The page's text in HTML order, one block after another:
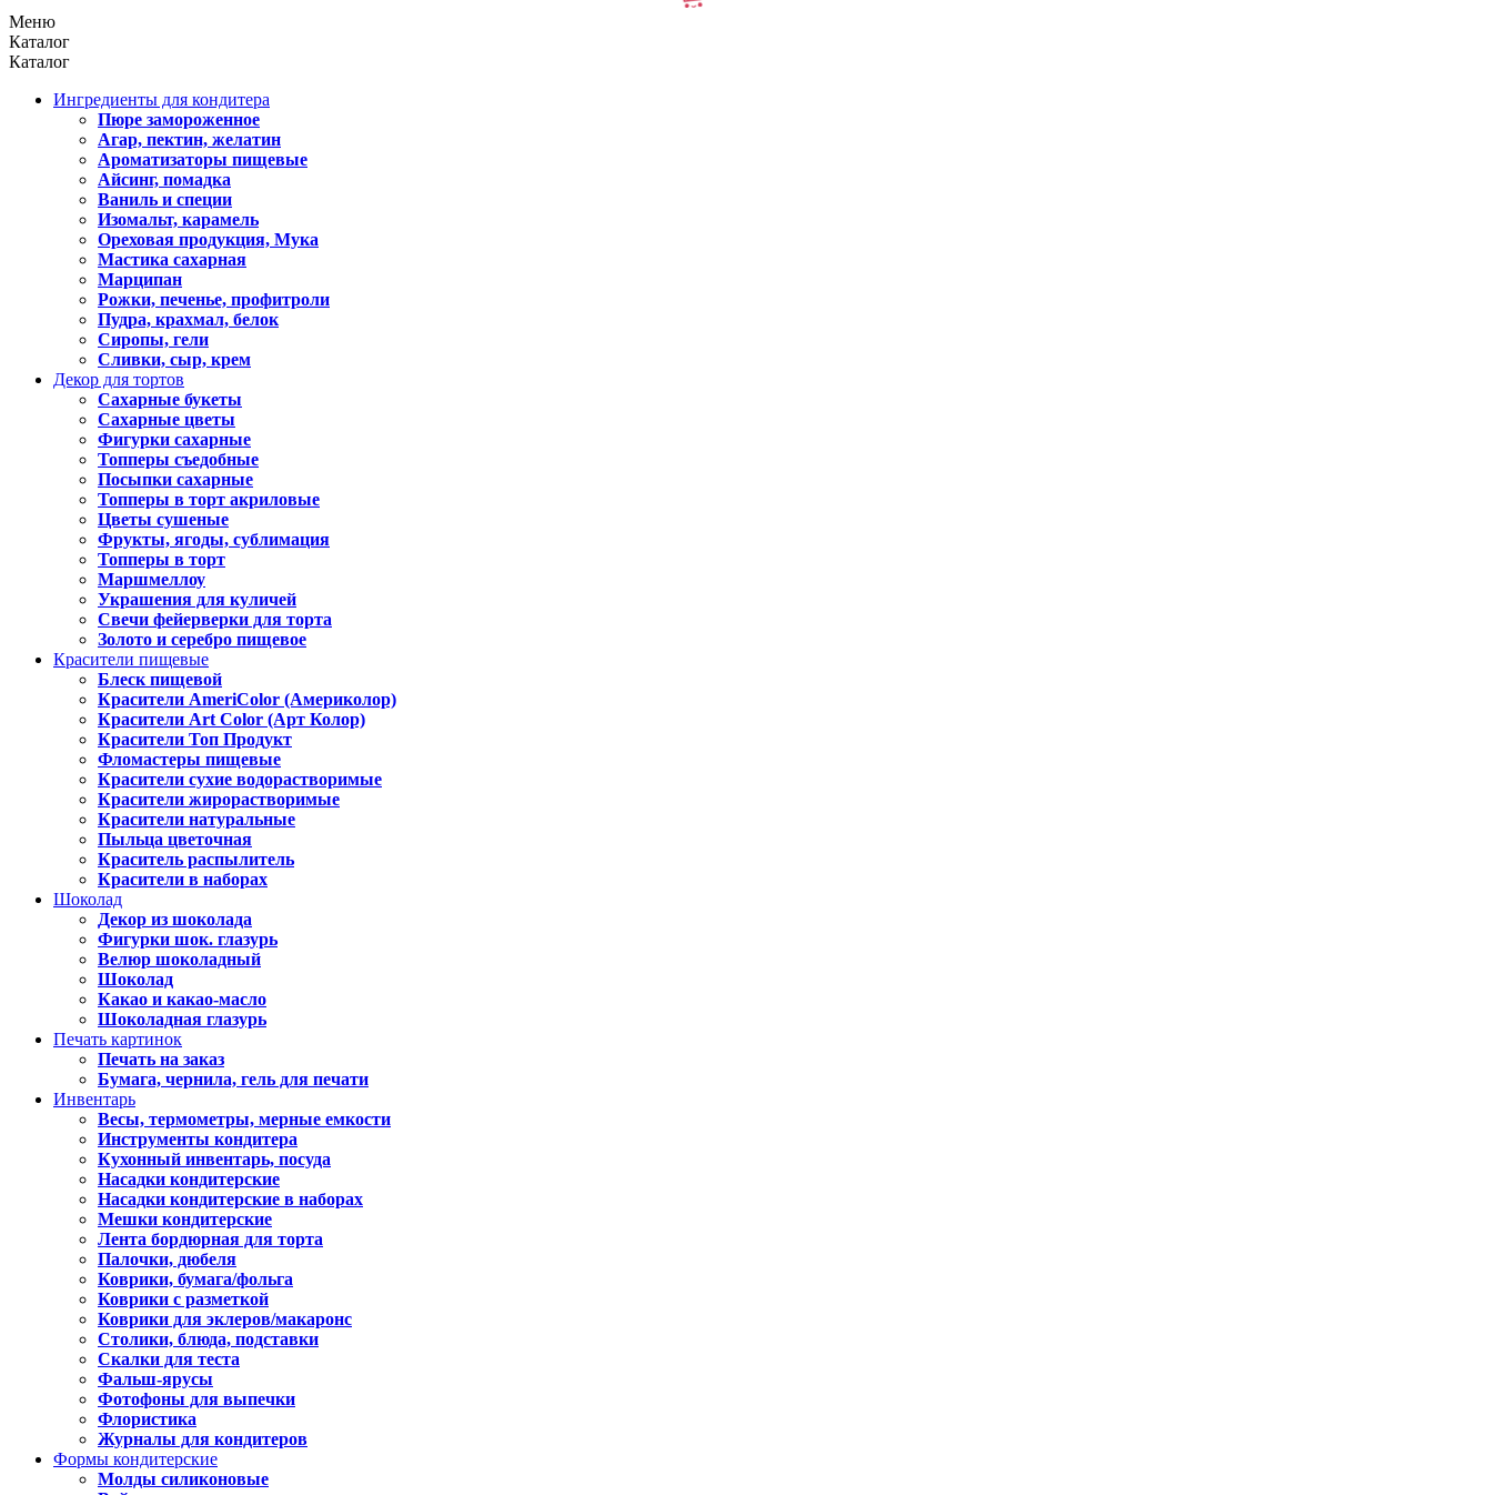
Меню
Каталог
Каталог
Ингредиенты для кондитера
Пюре замороженное
Агар, пектин, желатин
Ароматизаторы пищевые
Айсинг, помадка
Ваниль и специи
Изомальт, карамель
Ореховая продукция, Мука
Мастика сахарная
Марципан
Рожки, печенье, профитроли
Пудра, крахмал, белок
Сиропы, гели
Сливки, сыр, крем
Декор для тортов
Сахарные букеты
Сахарные цветы
Фигурки сахарные
Топперы съедобные
Посыпки сахарные
Топперы в торт акриловые
Цветы сушеные
Фрукты, ягоды, сублимация
Топперы в торт
Маршмеллоу
Украшения для куличей
Свечи фейерверки для торта
Золото и серебро пищевое
Красители пищевые
Блеск пищевой
Красители AmeriColor (Америколор)
Красители Art Color (Арт Колор)
Красители Топ Продукт
Фломастеры пищевые
Красители сухие водорастворимые
Красители жирорастворимые
Красители натуральные
Пыльца цветочная
Краситель распылитель
Красители в наборах
Шоколад
Декор из шоколада
Фигурки шок. глазурь
Велюр шоколадный
Шоколад
Какао и какао-масло
Шоколадная глазурь
Печать картинок
Печать на заказ
Бумага, чернила, гель для печати
Инвентарь
Весы, термометры, мерные емкости
Инструменты кондитера
Кухонный инвентарь, посуда
Насадки кондитерские
Насадки кондитерские в наборах
Мешки кондитерские
Лента бордюрная для торта
Палочки, дюбеля
Коврики, бумага/фольга
Коврики с разметкой
Коврики для эклеров/макаронс
Столики, блюда, подставки
Скалки для теста
Фальш-ярусы
Фотофоны для выпечки
Флористика
Журналы для кондитеров
Формы кондитерские
Молды силиконовые